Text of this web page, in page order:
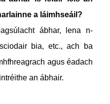
a láimhseáil?
ábhar, lena n-
bia, etc., ach ba
agus éadach
an ábhair.